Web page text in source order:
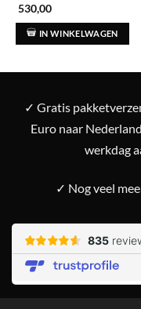
530,00
IN WINKELWAGEN
✓ Gratis
Euro naar Nederland
werkdag
✓ Nog veel